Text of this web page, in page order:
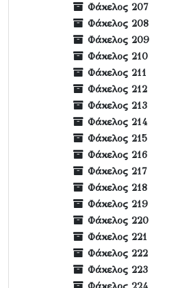
Φάκελος 207
Φάκελος 208
Φάκελος 209
Φάκελος 210
Φάκελος 211
Φάκελος 212
Φάκελος 213
Φάκελος 214
Φάκελος 215
Φάκελος 216
Φάκελος 217
Φάκελος 218
Φάκελος 219
Φάκελος 220
Φάκελος 221
Φάκελος 222
Φάκελος 223